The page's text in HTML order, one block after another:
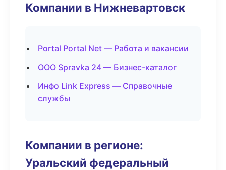
Компании в Нижневартовск
Portal Portal Net — Работа и вакансии
ООО Spravka 24 — Бизнес-каталог
Инфо Link Express — Справочные
службы
Компании в регионе:
Уральский федеральный